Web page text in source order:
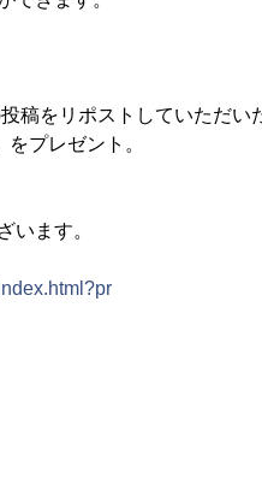
稿をリポストしていただい
プレゼント。
います。